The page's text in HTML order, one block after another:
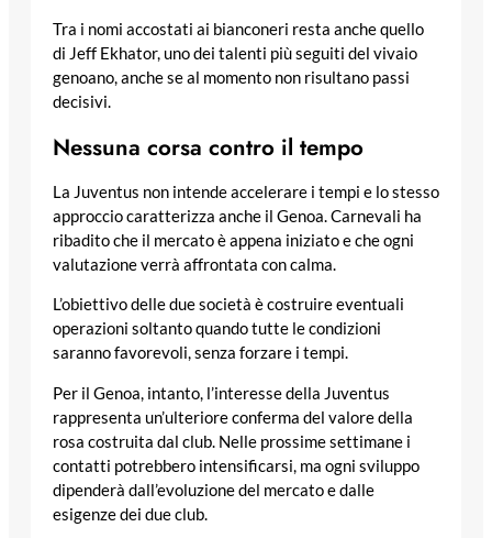
Tra i nomi accostati ai bianconeri resta anche quello
di Jeff Ekhator, uno dei talenti più seguiti del vivaio
genoano, anche se al momento non risultano passi
decisivi.
Nessuna corsa contro il tempo
La Juventus non intende accelerare i tempi e lo stesso
approccio caratterizza anche il Genoa. Carnevali ha
ribadito che il mercato è appena iniziato e che ogni
valutazione verrà affrontata con calma.
L’obiettivo delle due società è costruire eventuali
operazioni soltanto quando tutte le condizioni
saranno favorevoli, senza forzare i tempi.
Per il Genoa, intanto, l’interesse della Juventus
rappresenta un’ulteriore conferma del valore della
rosa costruita dal club. Nelle prossime settimane i
contatti potrebbero intensificarsi, ma ogni sviluppo
dipenderà dall’evoluzione del mercato e dalle
esigenze dei due club.